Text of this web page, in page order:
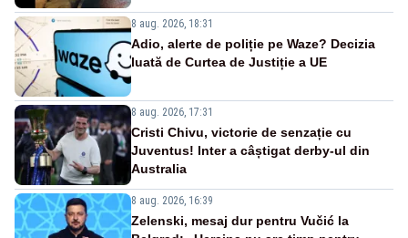
8 aug. 2026, 18:31
Adio, alerte de poliție pe Waze? Decizia
luată de Curtea de Justiție a UE
8 aug. 2026, 17:31
Cristi Chivu, victorie de senzație cu
Juventus! Inter a câștigat derby-ul din
Australia
8 aug. 2026, 16:39
Zelenski, mesaj dur pentru Vučić la